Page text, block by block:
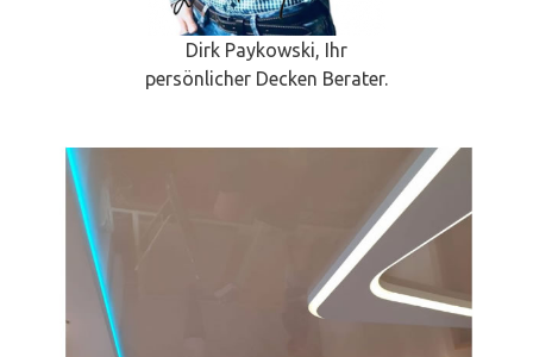
Dirk Paykowski, Ihr
persönlicher Decken Berater.